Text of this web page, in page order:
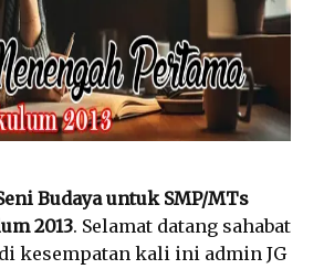
Budaya untuk SMP/MTs
2013. Selamat datang sahabat
kesempatan kali ini admin JG